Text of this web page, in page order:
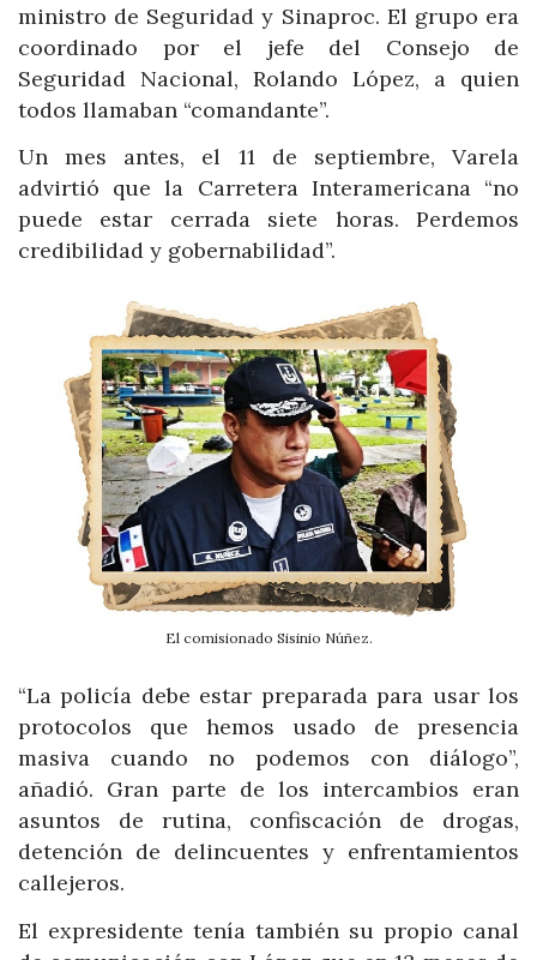
ministro de Seguridad y Sinaproc. El grupo era
coordinado por el jefe del Consejo de
Seguridad Nacional, Rolando López, a quien
todos llamaban “comandante”.
Un mes antes, el 11 de septiembre, Varela
advirtió que la Carretera Interamericana “no
puede estar cerrada siete horas. Perdemos
credibilidad y gobernabilidad”.
El comisionado Sisinio Núñez.
“La policía debe estar preparada para usar los
protocolos que hemos usado de presencia
masiva cuando no podemos con diálogo”,
añadió. Gran parte de los intercambios eran
asuntos de rutina, confiscación de drogas,
detención de delincuentes y enfrentamientos
callejeros.
El expresidente tenía también su propio canal